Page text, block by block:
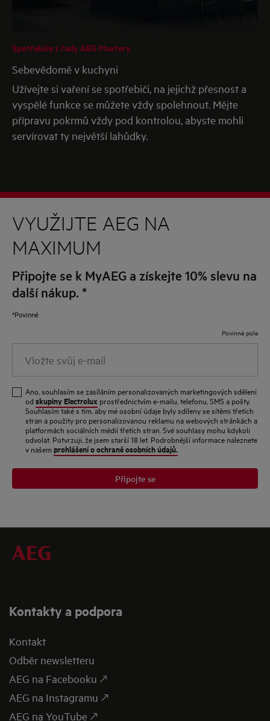
Spotřebiče z řady AEG Mastery
Sebevědomě v kuchyni
Užívejte si vaření se spotřebiči, na jejichž přesnost a
vyspělé funkce se můžete vždy spolehnout. Mějte
přípravu pokrmů vždy pod kontrolou, abyste mohli
servírovat ty největší lahůdky.
VYUŽIJTE AEG NA
MAXIMUM
Připojte se k MyAEG a získejte 10% slevu na
další nákup. *
*Povinné
Povinné pole
svůj
mailAno, souhlasím se zasíláním personalizovaných marketingových sdělení
od skupiny Electrolux prostřednictvím e-mailu, telefonu, SMS a pošty.
Souhlasím také s tím, aby mé osobní údaje byly sdíleny se sítěmi třetích
stran a použity pro personalizovanou reklamu na webových stránkách a
platformách sociálních médií třetích stran. Své souhlasy mohu kdykoli
odvolat. Potvrzuji, že jsem starší 18 let. Podrobnější informace naleznete
v našemprohlášení o ochraně osobních údajů.
Připojte se
Kontakty a podpora
Kontakt
Odběr newsletteru
AEG na Facebooku 🡕
AEG na Instagramu 🡕
AEG na YouTube 🡕